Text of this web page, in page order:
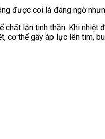
được coi là đáng ngờ
lẫn tinh thần. Khi nhiệt
thể gây áp lực lên tim,